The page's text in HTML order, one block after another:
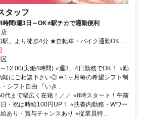
タッフ
間/週3日～OK⭐駅チカで通勤便利
駅」より徒歩4分 ★自転車・バイク通勤OK ★
12:00(実働4時間) ⭐週3、4日勤務でOK！ ⭐勤
軽にご相談下さい◎ ⏩1ヶ月毎の希望シフト制
シフト自由 「いき...
代まで幅広く在籍！／／ ⭐8時スタート！午前
・祝は時給100円UP！ ⭐扶養内勤務・Wワー
あり・賞与チャンスあり ⭐従業員特...